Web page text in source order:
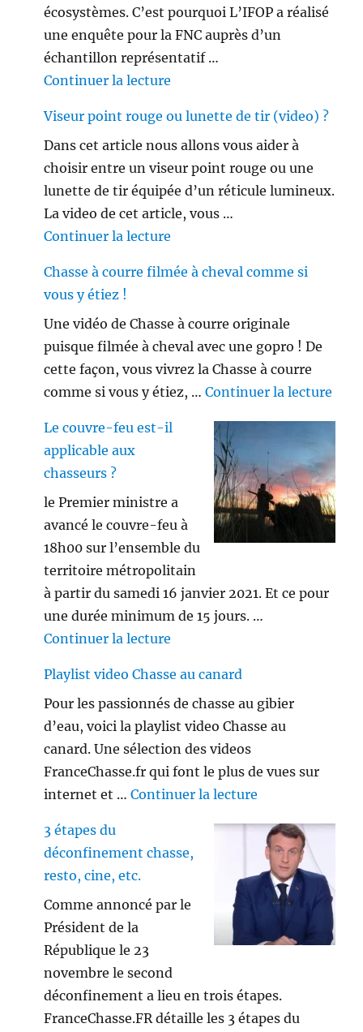
écosystèmes. C’est pourquoi L’IFOP a réalisé
une enquête pour la FNC auprès d’un
échantillon représentatif …
Continuer la lecture
Viseur point rouge ou lunette de tir (video) ?
Dans cet article nous allons vous aider à
choisir entre un viseur point rouge ou une
lunette de tir équipée d’un réticule lumineux.
La video de cet article, vous …
Continuer la lecture
Chasse à courre filmée à cheval comme si
vous y étiez !
Une vidéo de Chasse à courre originale
puisque filmée à cheval avec une gopro ! De
cette façon, vous vivrez la Chasse à courre
comme si vous y étiez, …Continuer la lecture
Le couvre-feu est-il
applicable aux
chasseurs ?
le Premier ministre a
avancé le couvre-feu à
18h00 sur l’ensemble du
territoire métropolitain
à partir du samedi 16 janvier 2021. Et ce pour
une durée minimum de 15 jours. …
Continuer la lecture
Playlist video Chasse au canard
Pour les passionnés de chasse au gibier
d’eau, voici la playlist video Chasse au
canard. Une sélection des videos
FranceChasse.fr qui font le plus de vues sur
internet et …Continuer la lecture
3 étapes du
déconfinement chasse,
resto, cine, etc.
Comme annoncé par le
Président de la
République le 23
novembre le second
déconfinement a lieu en trois étapes.
FranceChasse.FR détaille les 3 étapes du